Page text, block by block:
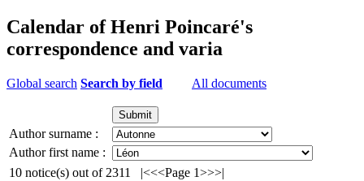
Calendar of Henri Poincaré's
correspondence and varia
Global search Search by field All documents
Author surname :
Author first name :
10 notice(s) out of 2311 |<<<Page 1>>>|